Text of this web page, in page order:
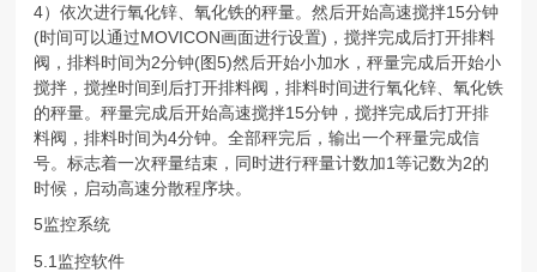
4）依次进行氧化锌、氧化铁的秤量。然后开始高速搅拌15分钟
(时间可以通过MOVICON画面进行设置)，搅拌完成后打开排料
阀，排料时间为2分钟(图5)然后开始小加水，秤量完成后开始小
搅拌，搅挫时间到后打开排料阀，排料时间进行氧化锌、氧化铁
的秤量。秤量完成后开始高速搅拌15分钟，搅拌完成后打开排
料阀，排料时间为4分钟。全部秤完后，输出一个秤量完成信
号。标志着一次秤量结束，同时进行秤量计数加1等记数为2的
时候，启动高速分散程序块。
5监控系统
5.1监控软件